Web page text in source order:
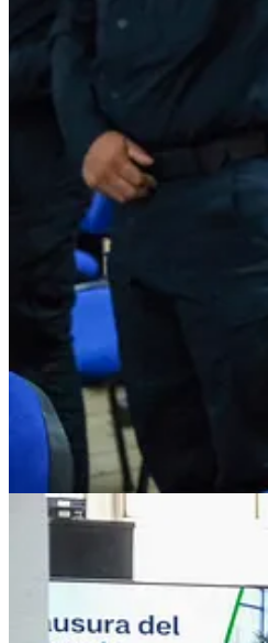
coordinación entre instituciones
Se anunció que el proyecto tendrá
extorsión en beneficio de las y los
En esta clausura también
presidente del Tribunal Superior de